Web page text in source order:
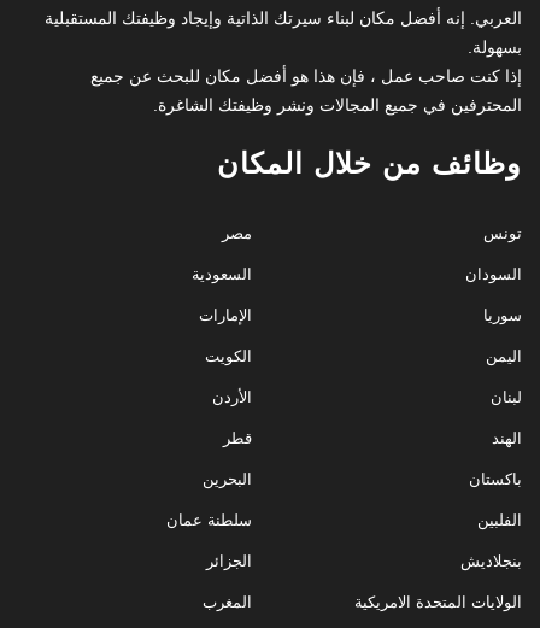
العربي. إنه أفضل مكان لبناء سيرتك الذاتية وإيجاد وظيفتك المستقبلية
بسهولة.
إذا كنت صاحب عمل ، فإن هذا هو أفضل مكان للبحث عن جميع
المحترفين في جميع المجالات ونشر وظيفتك الشاغرة.
وظائف من خلال المكان
مصر
السعودية
الإمارات
الكويت
الأردن
قطر
البحرين
سلطنة عمان
الجزائر
المغرب
تونس
السودان
سوريا
اليمن
لبنان
الهند
باكستان
الفلبين
بنجلاديش
الولايات المتحدة الامريكية